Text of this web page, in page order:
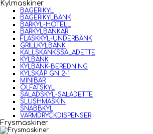
Kylmaskiner
BAGERIKYL
BAGERIKYLBÄNK
BARKYL-HOTELL
BARKYLBÄNKAR
FLASKKYL-UNDERBÄNK
GRILLKYLBÄNK
KALLSKÄNKSSALADETTE
KYLBÄNK
KYLBÄNK-BEREDNING
KYLSKÅP GN 2-1
MINIBAR
ÖLFATSKYL
SALADSKYL-SALADETTE
SLUSHMASKIN
SNABBKYL
VARMDRYCKDISPENSER
Frysmaskiner